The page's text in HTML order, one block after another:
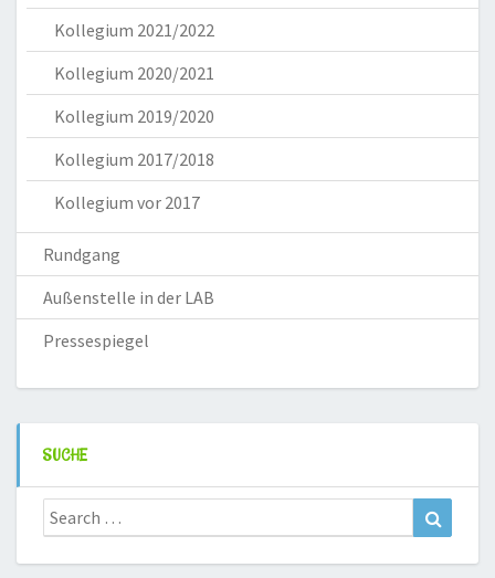
Kollegium 2021/2022
Kollegium 2020/2021
Kollegium 2019/2020
Kollegium 2017/2018
Kollegium vor 2017
Rundgang
Außenstelle in der LAB
Pressespiegel
SUCHE
Search
for: